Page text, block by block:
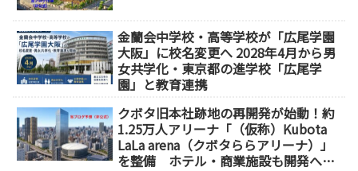
金蘭会中学校・高等学校が「広尾学園
大阪」に校名変更へ 2028年4月から男
女共学化・東京都の進学校「広尾学
園」と教育連携
クボタ旧本社跡地の再開発が始動！約
1.25万人アリーナ「（仮称）Kubota
LaLa arena（クボタららアリーナ）」
を整備 ホテル・商業施設も開発へ